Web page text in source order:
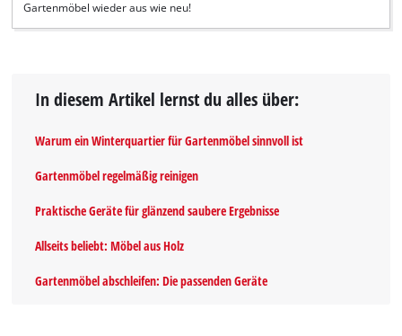
Gartenmöbel wieder aus wie neu!
In diesem Artikel lernst du alles über:
Warum ein Winterquartier für Gartenmöbel sinnvoll ist
Gartenmöbel regelmäßig reinigen
Praktische Geräte für glänzend saubere Ergebnisse
Allseits beliebt: Möbel aus Holz
Gartenmöbel abschleifen: Die passenden Geräte